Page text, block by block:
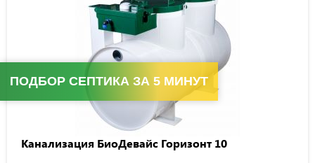
Канализация БиоДевайс Горизонт 10
ПОДБОР СЕПТИКА ЗА 5 МИНУТ